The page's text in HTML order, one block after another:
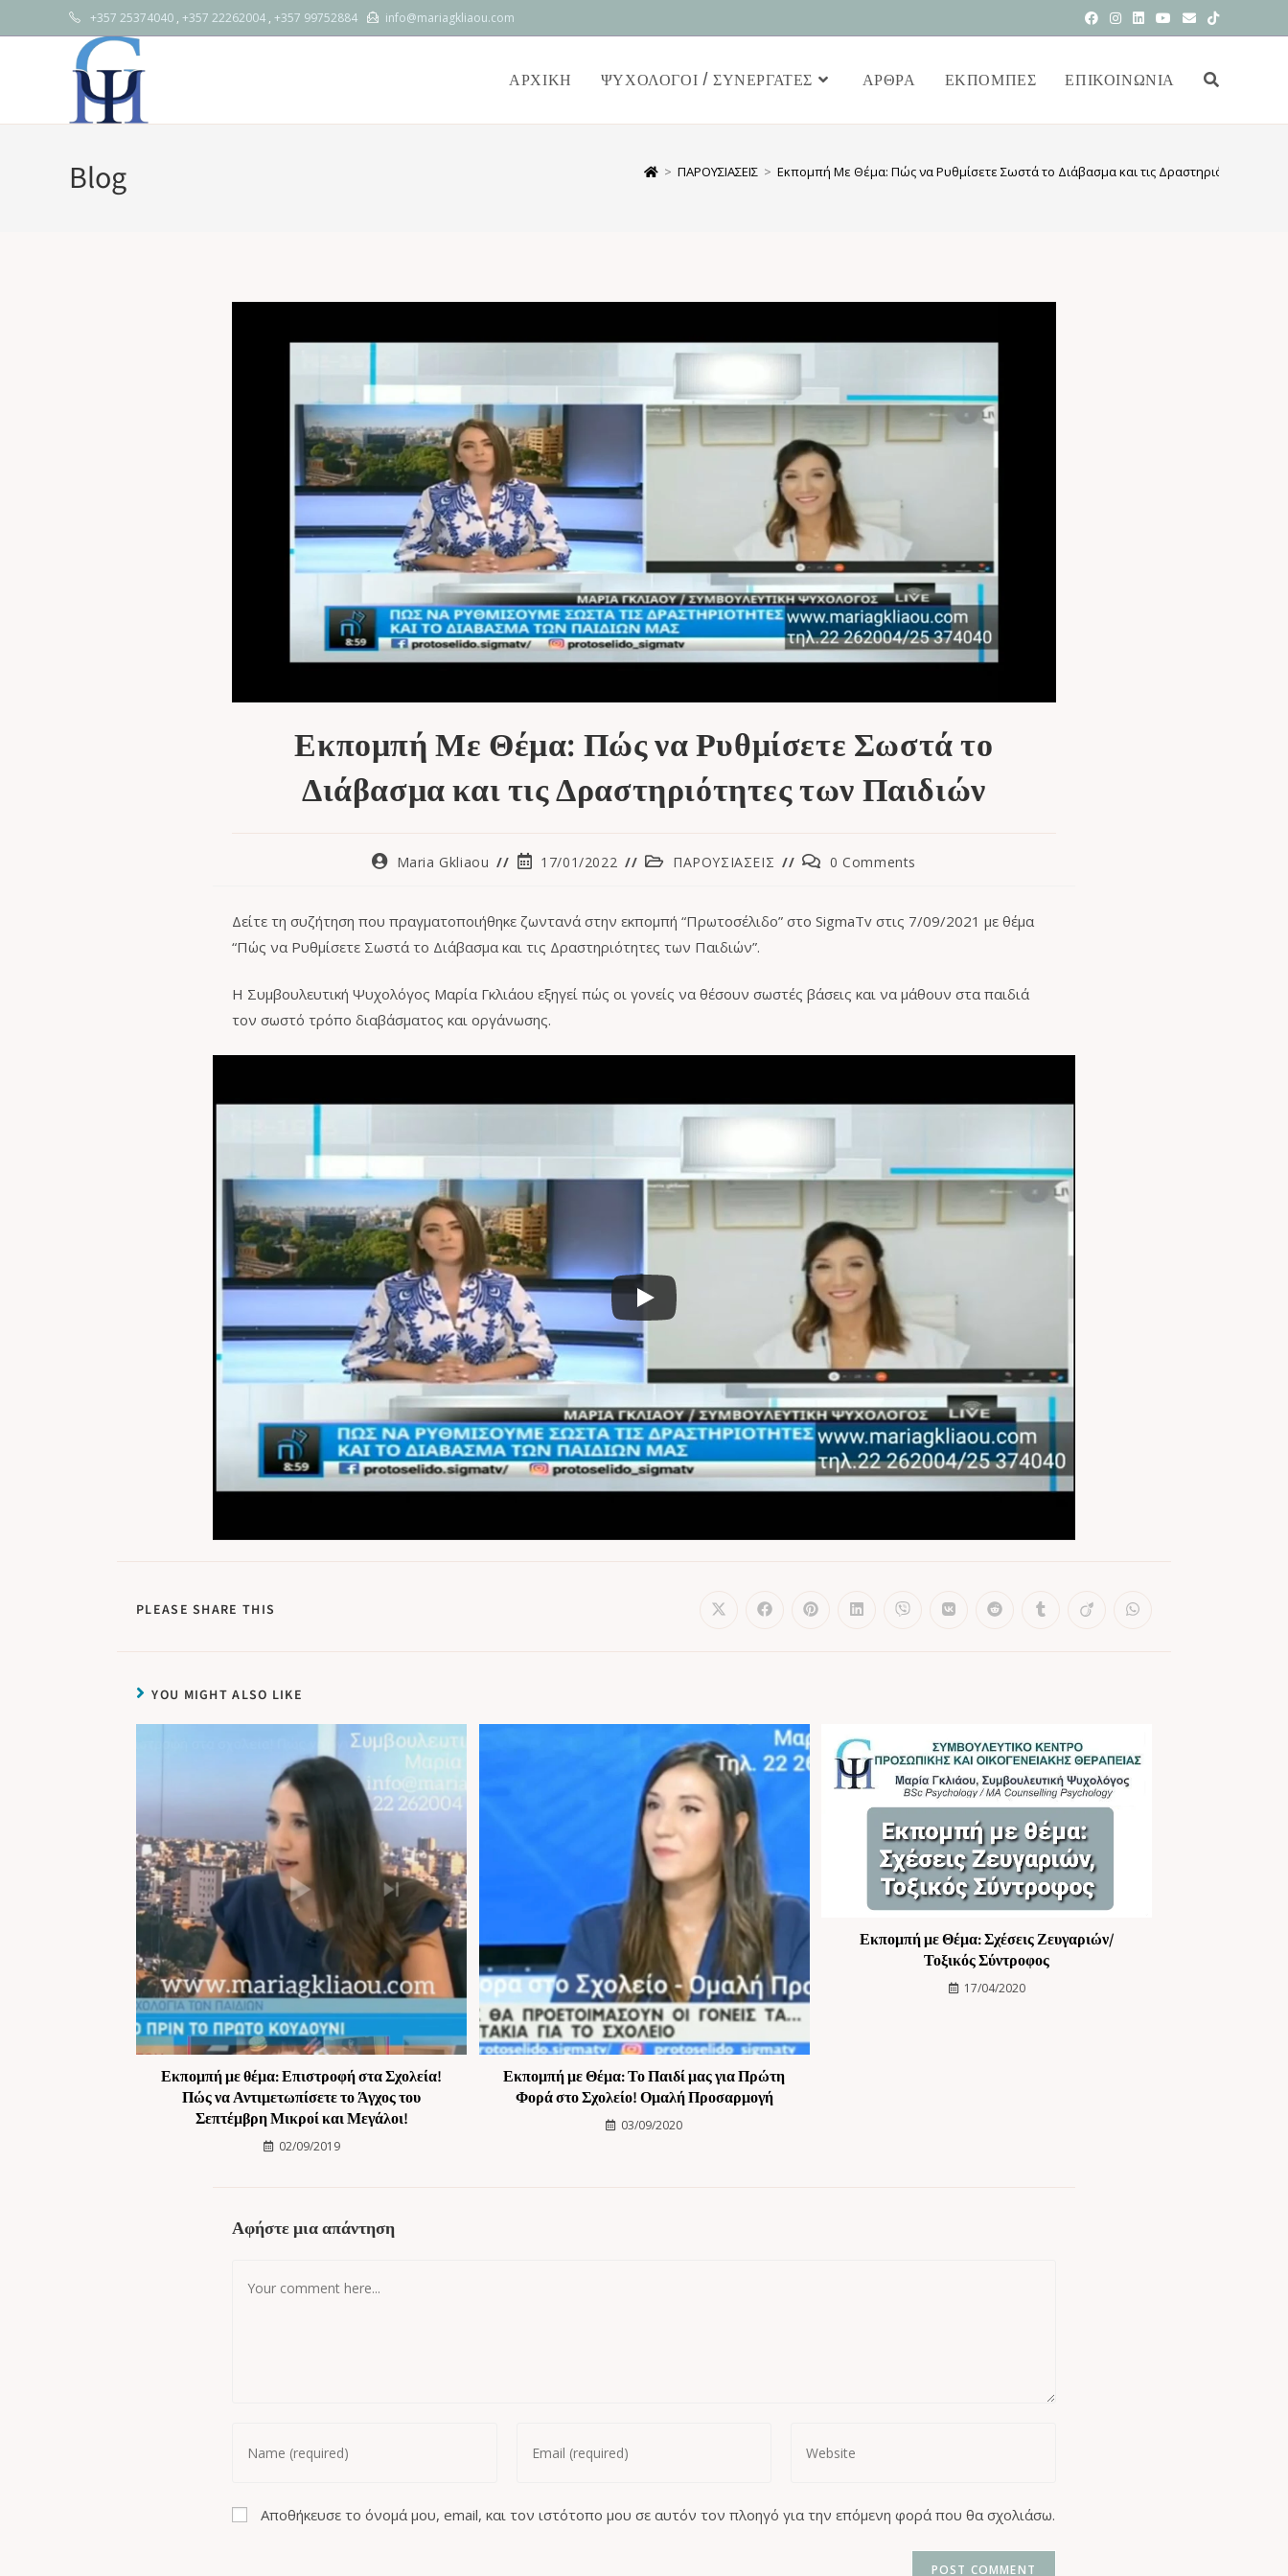
+357 25374040 , +357 22262004 , +357 99752884 info@mariagkliaou.com
ΑΡΧΙΚΉ ΨΥΧΟΛΌΓΟΙ / ΣΥΝΕΡΓΆΤΕΣ ΆΡΘΡΑ ΕΚΠΟΜΠΕΣ ΕΠΙΚΟΙΝΩΝΊΑ
Blog > ΠΑΡΟΥΣΙΑΣΕΙΣ > Εκπομπή Με Θέμα: Πώς να Ρυθμίσετε Σωστά το Διάβασμα και τις Δραστηριότητες των
Εκπομπή Με Θέμα: Πώς να Ρυθμίσετε Σωστά το
Διάβασμα και τις Δραστηριότητες των Παιδιών
Maria Gkliaou 17/01/2022 ΠΑΡΟΥΣΙΑΣΕΙΣ 0 Comments
Δείτε τη συζήτηση που πραγματοποιήθηκε ζωντανά στην εκπομπή “Πρωτοσέλιδο” στο SigmaTv στις 7/09/2021 με θέμα
“Πώς να Ρυθμίσετε Σωστά το Διάβασμα και τις Δραστηριότητες των Παιδιών”.
Η Συμβουλευτική Ψυχολόγος Μαρία Γκλιάου εξηγεί πώς οι γονείς να θέσουν σωστές βάσεις και να μάθουν στα παιδιά
τον σωστό τρόπο διαβάσματος και οργάνωσης.
PLEASE SHARE THIS
YOU MIGHT ALSO LIKE
Εκπομπή με θέμα: Επιστροφή στα Σχολεία!
Πώς να Αντιμετωπίσετε το Άγχος του
Σεπτέμβρη Μικροί και Μεγάλοι!
02/09/2019
Εκπομπή με Θέμα: Το Παιδί μας για Πρώτη
Φορά στο Σχολείο! Ομαλή Προσαρμογή
03/09/2020
Εκπομπή με Θέμα: Σχέσεις Ζευγαριών/
Τοξικός Σύντροφος
17/04/2020
Αφήστε μια απάντηση
Αποθήκευσε το όνομά μου, email, και τον ιστότοπο μου σε αυτόν τον πλοηγό για την επόμενη φορά που θα σχολιάσω.